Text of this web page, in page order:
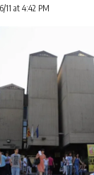
at 4:42 PM